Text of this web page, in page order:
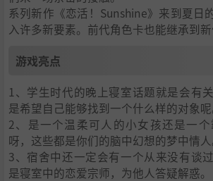
3.恋活sunshine角色卡MOD安装方法
4.下载地址
系列新作《恋活！Sunshine》来到夏日
入许多新要素。前代角色卡也能继承到新
游戏亮点
1、学生时代的晚上寝室话题就是会有
是希望自己能够找到一个什么样的对象呢
2、是一个温柔可人的小女孩还是一
呀，这些都是你们的脑中幻想的梦中情人
3、宿舍中还一定会有一个从来没有谈
是寝室中的恋爱宗师，为他人答疑解惑。